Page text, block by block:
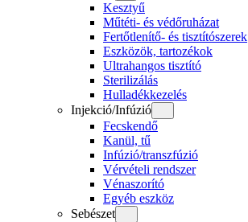
Kesztyű
Műtéti- és védőruházat
Fertőtlenítő- és tisztítószerek
Eszközök, tartozékok
Ultrahangos tisztító
Sterilizálás
Hulladékkezelés
Injekció/Infúzió
Fecskendő
Kanül, tű
Infúzió/transzfúzió
Vérvételi rendszer
Vénaszorító
Egyéb eszköz
Sebészet